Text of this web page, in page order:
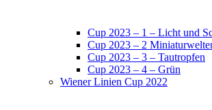
Cup 2023 – 1 – Licht und
Cup 2023 – 2
Cup 2023 – 3 – Tautropfen
Cup 2023 – 4 – Grün
Wiener Linien Cup 2022